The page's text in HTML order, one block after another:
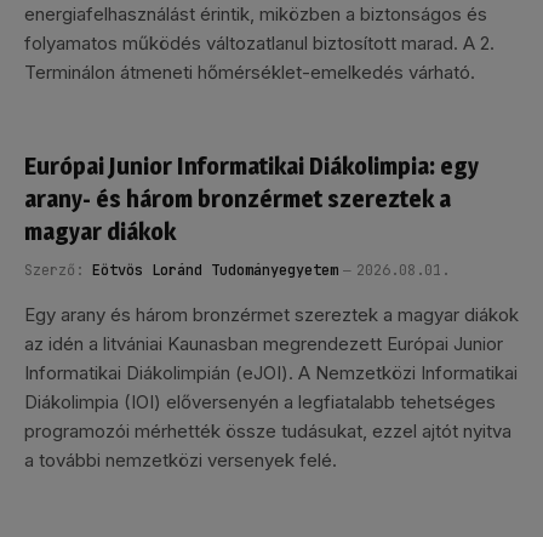
energiafelhasználást érintik, miközben a biztonságos és
folyamatos működés változatlanul biztosított marad. A 2.
Terminálon átmeneti hőmérséklet-emelkedés várható.
Európai Junior Informatikai Diákolimpia: egy
arany- és három bronzérmet szereztek a
magyar diákok
Szerző: Eötvös Loránd Tudományegyetem 2026.08.01.
Egy arany és három bronzérmet szereztek a magyar diákok
az idén a litvániai Kaunasban megrendezett Európai Junior
Informatikai Diákolimpián (eJOI). A Nemzetközi Informatikai
Diákolimpia (IOI) előversenyén a legfiatalabb tehetséges
programozói mérhették össze tudásukat, ezzel ajtót nyitva
a további nemzetközi versenyek felé.